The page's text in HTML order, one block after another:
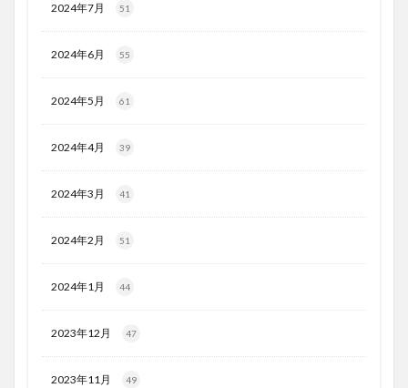
2024年7月 51
2024年6月 55
2024年5月 61
2024年4月 39
2024年3月 41
2024年2月 51
2024年1月 44
2023年12月 47
2023年11月 49